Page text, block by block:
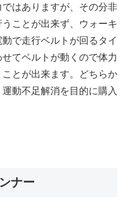
はありますが、その分非
ことが出来ず、ウォーキ
で走行ベルトが回るタイ
てベルトが動くので体力
とが出来ます。どちらか
動不足解消を目的に購入
ナー